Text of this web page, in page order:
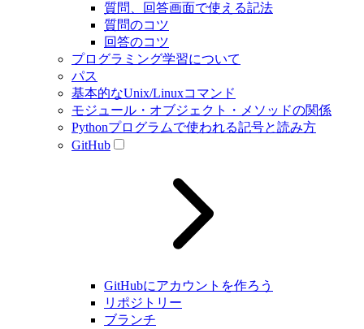
質問、回答画面で使える記法
質問のコツ
回答のコツ
プログラミング学習について
パス
基本的なUnix/Linuxコマンド
モジュール・オブジェクト・メソッドの関係
Pythonプログラムで使われる記号と読み方
GitHub
GitHubにアカウントを作ろう
リポジトリー
ブランチ